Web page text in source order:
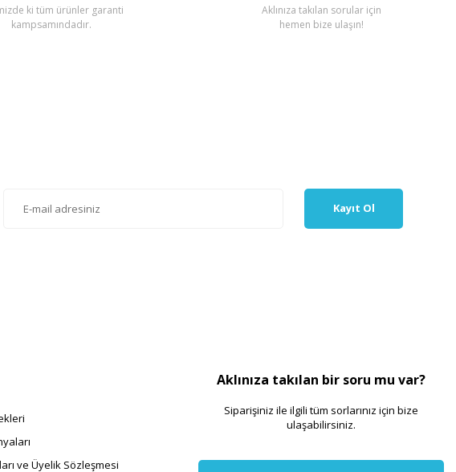
ki tüm ürünler garanti
kampsamındadır.
Aklınıza takılan sorular için
hemen bize ulaşın!
Kayıt Ol
ve Üyelik Sözleşmesi
Aklınıza takılan bir soru mu var?
Siparişiniz ile ilgili tüm sorlarınız için bize
ulaşabilirsiniz.